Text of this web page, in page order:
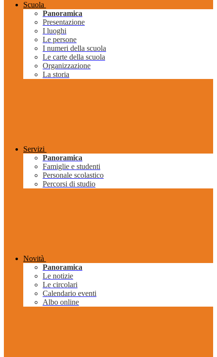
Scuola
Panoramica
Presentazione
I luoghi
Le persone
I numeri della scuola
Le carte della scuola
Organizzazione
La storia
Servizi
Panoramica
Famiglie e studenti
Personale scolastico
Percorsi di studio
Novità
Panoramica
Le notizie
Le circolari
Calendario eventi
Albo online